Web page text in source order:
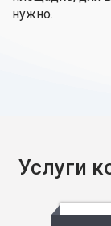
нужно.
Услуги